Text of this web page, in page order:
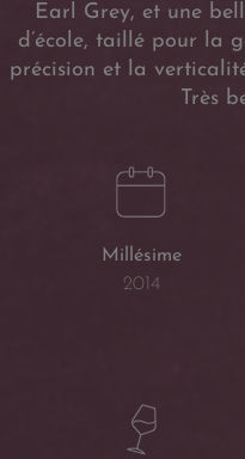
Earl Grey, et une
d’école, taillé pour la
précision et la
Très
Millésime
2014